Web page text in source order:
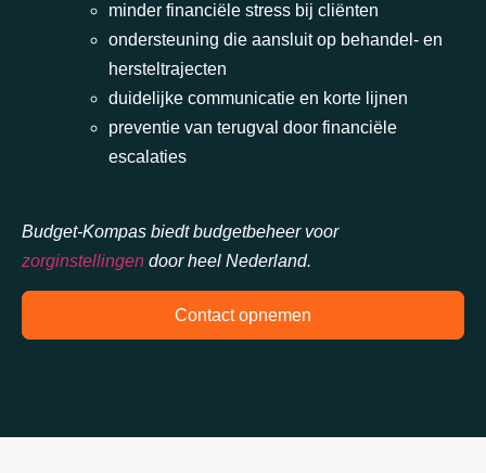
minder financiële stress bij cliënten
ondersteuning die aansluit op behandel- en
hersteltrajecten
duidelijke communicatie en korte lijnen
preventie van terugval door financiële
escalaties
Budget-Kompas biedt budgetbeheer voor
zorginstellingen door heel Nederland.
Contact opnemen